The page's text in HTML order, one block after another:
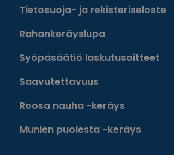
Tietosuoja- ja rekisteriseloste
Rahankeräyslupa
Syöpäsäätiö laskutusoitteet
Saavutettavuus
Roosa nauha -keräys
Munien puolesta -keräys